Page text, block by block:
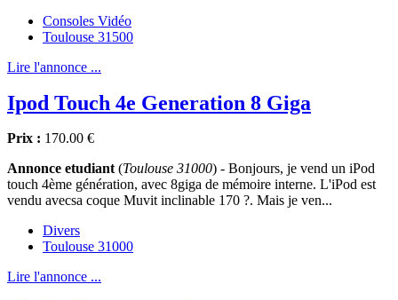
Consoles Vidéo
Toulouse 31500
Lire l'annonce ...
Ipod Touch 4e Generation 8 Giga
Prix : 170.00 €
Annonce etudiant (Toulouse 31000) - Bonjours, je vend un iPod
touch 4ème génération, avec 8giga de mémoire interne. L'iPod est
vendu avecsa coque Muvit inclinable 170 ?. Mais je ven...
Divers
Toulouse 31000
Lire l'annonce ...